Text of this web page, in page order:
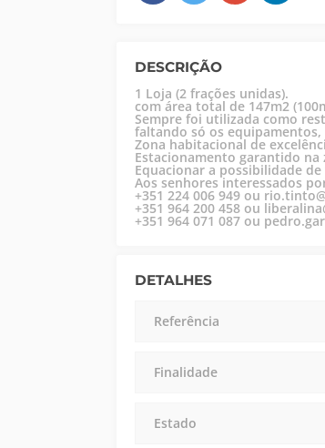
DESCRIÇÃO
1 Loja (2 frações unidas).
com área total de 147m2
Sempre foi utilizada como
faltando só os
Zona habitacional de
Estacionamento garantido na
Equacionar a possibilidade
Aos senhores interessados
+351 224 006 949 ou
+351 964 200 458 ou
+351 964 071 087 ou
DETALHES
Referência
Finalidade
Estado